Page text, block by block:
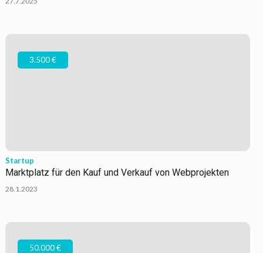
3.500 €
Startup
Marktplatz für den Kauf und Verkauf von Webprojekten
28.1.2023
50.000 €